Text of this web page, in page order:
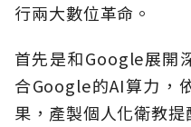
行兩大數位革命。
首先是和Google展開
合Google的AI算力，
果，產製個人化衛教